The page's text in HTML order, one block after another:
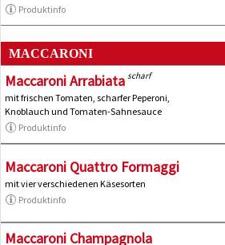
Produktinfo
MACCARONI
Maccaroni Arrabiata scharf
mit frischen Tomaten, scharfer Peperoni,
Knoblauch und Tomaten-Sahnesauce
Produktinfo
Maccaroni Quattro Formaggi
mit vier verschiedenen Käsesorten
Produktinfo
Maccaroni Champagnola